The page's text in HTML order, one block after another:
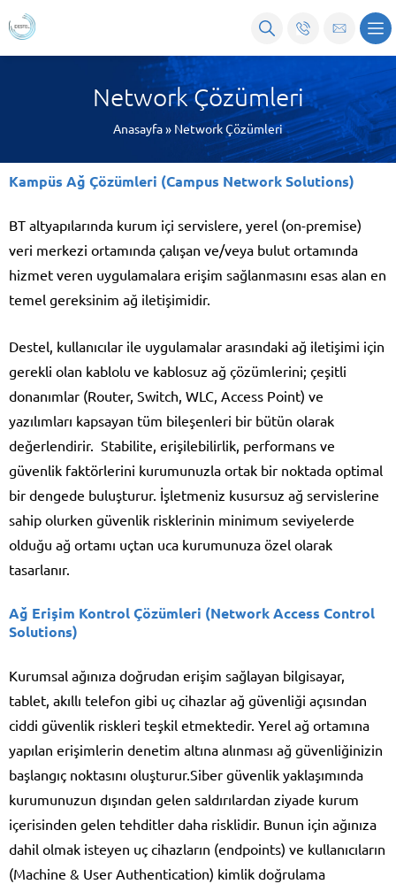
Network Çözümleri
Anasayfa» Network Çözümleri
Kampüs Ağ Çözümleri (Campus Network Solutions)
BT altyapılarında kurum içi servislere, yerel (on-premise)
veri merkezi ortamında çalışan ve/veya bulut ortamında
hizmet veren uygulamalara erişim sağlanmasını esas alan en
temel gereksinim ağ iletişimidir.
Destel, kullanıcılar ile uygulamalar arasındaki ağ iletişimi için
gerekli olan kablolu ve kablosuz ağ çözümlerini; çeşitli
donanımlar (Router, Switch, WLC, Access Point) ve
yazılımları kapsayan tüm bileşenleri bir bütün olarak
değerlendirir. Stabilite, erişilebilirlik, performans ve
güvenlik faktörlerini kurumunuzla ortak bir noktada optimal
bir dengede buluşturur. İşletmeniz kusursuz ağ servislerine
sahip olurken güvenlik risklerinin minimum seviyelerde
olduğu ağ ortamı uçtan uca kurumunuza özel olarak
tasarlanır.
Ağ Erişim Kontrol Çözümleri (Network Access Control
Solutions)
Kurumsal ağınıza doğrudan erişim sağlayan bilgisayar,
tablet, akıllı telefon gibi uç cihazlar ağ güvenliği açısından
ciddi güvenlik riskleri teşkil etmektedir. Yerel ağ ortamına
yapılan erişimlerin denetim altına alınması ağ güvenliğinizin
başlangıç noktasını oluşturur.Siber güvenlik yaklaşımında
kurumunuzun dışından gelen saldırılardan ziyade kurum
içerisinden gelen tehditler daha risklidir. Bunun için ağınıza
dahil olmak isteyen uç cihazların (endpoints) ve kullanıcıların
(Machine & User Authentication) kimlik doğrulama